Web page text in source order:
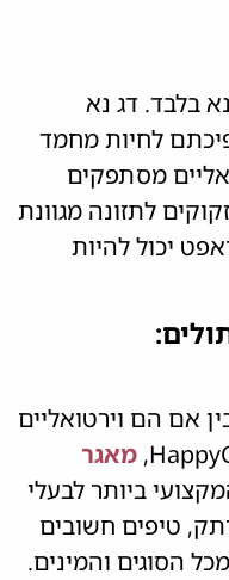
בלבד. דג נא
לחיות מחמד
מסתפקים
לתזונה מגוונת
יכול להיות
אם הם וירטואליים
מאגר
ביותר לבעלי
טיפים חשובים
הסוגים והמינים.